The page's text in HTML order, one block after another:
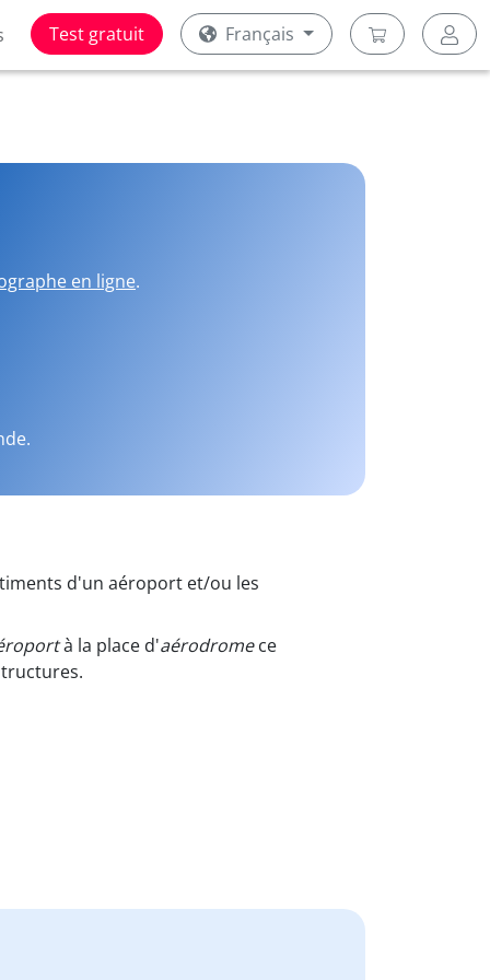
Test gratuit Français
en ligne.
d'un aéroport et/ou les
à la place d'aérodromece